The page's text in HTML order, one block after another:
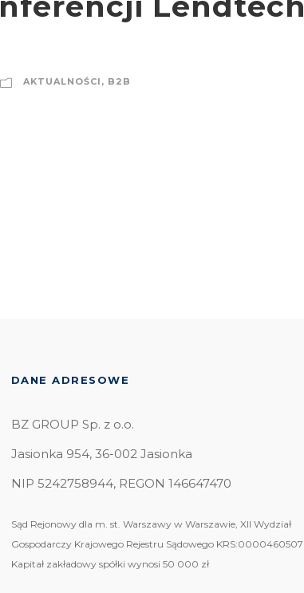
AKTUALNOŚCI , B2B
DANE ADRESOWE
BZ GROUP Sp. z o.o.
Jasionka 954, 36-002 Jasionka
NIP 5242758944, REGON 146647470
Sąd Rejonowy dla m. st. Warszawy w Warszawie, XII Wydział
Gospodarczy Krajowego Rejestru Sądowego KRS:0000460507
Kapitał zakładowy spółki wynosi 50 000 zł